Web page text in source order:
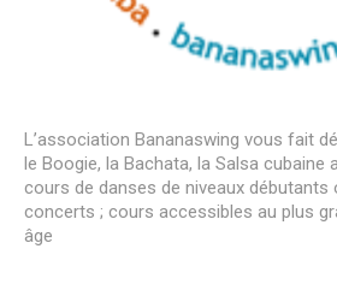
L’association Bananaswing vous fait
le Boogie, la Bachata, la Salsa cubaine
cours de danses de niveaux débutants
concerts ; cours accessibles au plus
âge